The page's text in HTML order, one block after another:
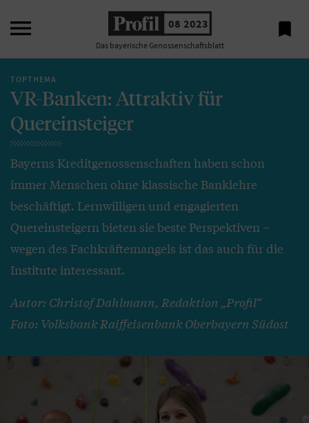
 08 2023
Das bayerische Genossenschaftsblatt

TOPTHEMA
VR-Banken: Attraktiv für
Quereinsteiger
Bayerns Kreditgenossenschaften haben schon
immer Menschen ohne klassische Banklehre
beschäftigt. Lernwilligen und engagierten
Quereinsteigern bieten sie beste Perspektiven –
wegen des Fachkräftemangels ist das auch für die
Institute interessant.
Autor: Christof Dahlmann, Redaktion „Profil“
Foto: Volksbank Raiffeisenbank Oberbayern Südost